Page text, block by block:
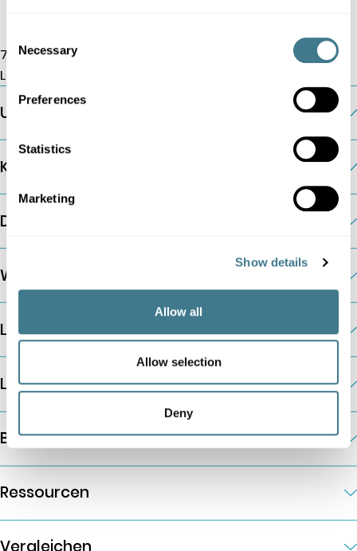
Selection
Necessary
Preferences
Statistics
Marketing
Show details
Allow all
Allow selection
Deny
7 Albemarle Street, W1S 4HQ
London, Großbritannien
Unternehmen
KI-Preismodule
Die Plattform
Weitere Informationen
Lösungen nach Unternehmensart
Lösungen nach Geschäftsanforderungen
Branchenlösungen
Ressourcen